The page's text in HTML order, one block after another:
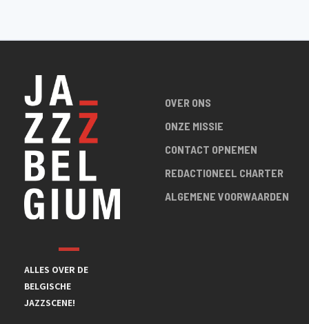
ALLES OVER DE
BELGISCHE
JAZZSCENE!
OVER ONS
ONZE MISSIE
CONTACT OPNEMEN
REDACTIONEEL CHARTER
ALGEMENE VOORWAARDEN